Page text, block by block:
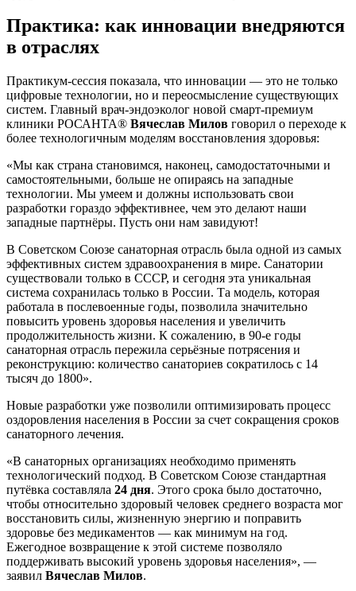
Практика: как инновации внедряются
в отраслях
Практикум-сессия показала, что инновации — это не только
цифровые технологии, но и переосмысление существующих
систем. Главный врач-эндоэколог новой смарт-премиум
клиники РОСАНТА® Вячеслав Милов говорил о переходе к
более технологичным моделям восстановления здоровья:
«Мы как страна становимся, наконец, самодостаточными и
самостоятельными, больше не опираясь на западные
технологии. Мы умеем и должны использовать свои
разработки гораздо эффективнее, чем это делают наши
западные партнёры. Пусть они нам завидуют!
В Советском Союзе санаторная отрасль была одной из самых
эффективных систем здравоохранения в мире. Санатории
существовали только в СССР, и сегодня эта уникальная
система сохранилась только в России. Та модель, которая
работала в послевоенные годы, позволила значительно
повысить уровень здоровья населения и увеличить
продолжительность жизни. К сожалению, в 90-е годы
санаторная отрасль пережила серьёзные потрясения и
реконструкцию: количество санаториев сократилось с 14
тысяч до 1800».
Новые разработки уже позволили оптимизировать процесс
оздоровления населения в России за счет сокращения сроков
санаторного лечения.
«В санаторных организациях необходимо применять
технологический подход. В Советском Союзе стандартная
путёвка составляла 24 дня. Этого срока было достаточно,
чтобы относительно здоровый человек среднего возраста мог
восстановить силы, жизненную энергию и поправить
здоровье без медикаментов — как минимум на год.
Ежегодное возвращение к этой системе позволяло
поддерживать высокий уровень здоровья населения», —
заявил Вячеслав Милов.